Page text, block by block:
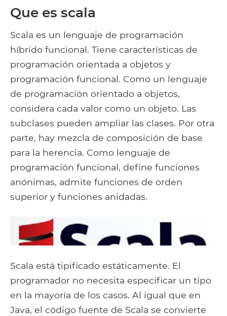
Que es scala
Scala es un lenguaje de programación
híbrido funcional. Tiene características de
programación orientada a objetos y
programación funcional. Como un lenguaje
de programación orientado a objetos,
considera cada valor como un objeto. Las
subclases pueden ampliar las clases. Por otra
parte, hay mezcla de composición de base
para la herencia. Como lenguaje de
programación funcional, define funciones
anónimas, admite funciones de orden
superior y funciones anidadas.
Scala está tipificado estáticamente. El
programador no necesita especificar un tipo
en la mayoría de los casos. Al igual que en
Java, el código fuente de Scala se convierte